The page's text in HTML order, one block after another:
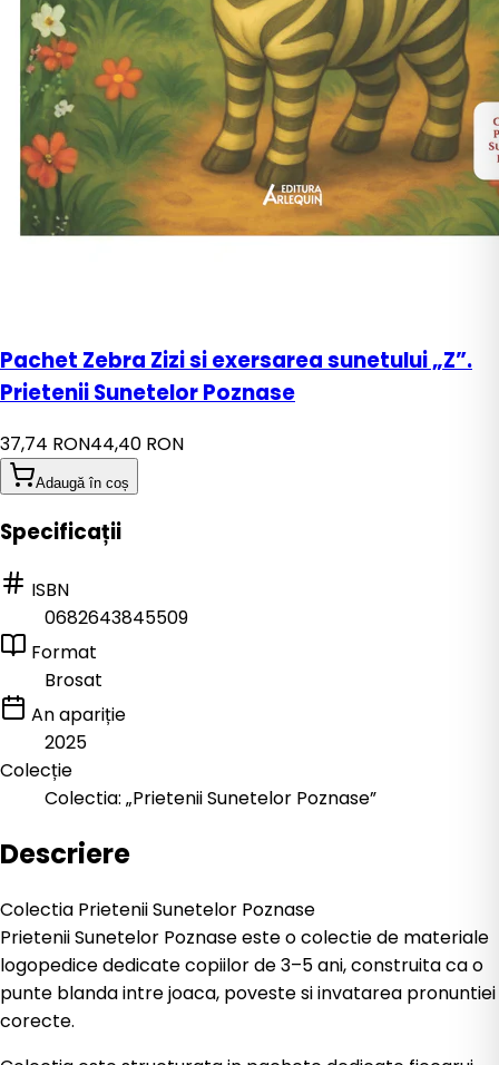
Pachet Zebra Zizi si exersarea sunetului „Z”.
Prietenii Sunetelor Poznase
37,74 RON44,40 RON
Adaugă în coș
Specificații
ISBN
0682643845509
Format
Brosat
An apariție
2025
Colecție
Colectia: „Prietenii Sunetelor Poznase”
Descriere
Colectia Prietenii Sunetelor Poznase
Prietenii Sunetelor Poznase este o colectie de materiale
logopedice dedicate copiilor de 3–5 ani, construita ca o
punte blanda intre joaca, poveste si invatarea pronuntiei
corecte.